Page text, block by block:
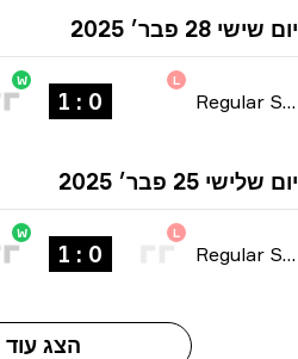
28 פבר׳ 2025
Regular
25 פבר׳ 2025
Regular
הצג עוד